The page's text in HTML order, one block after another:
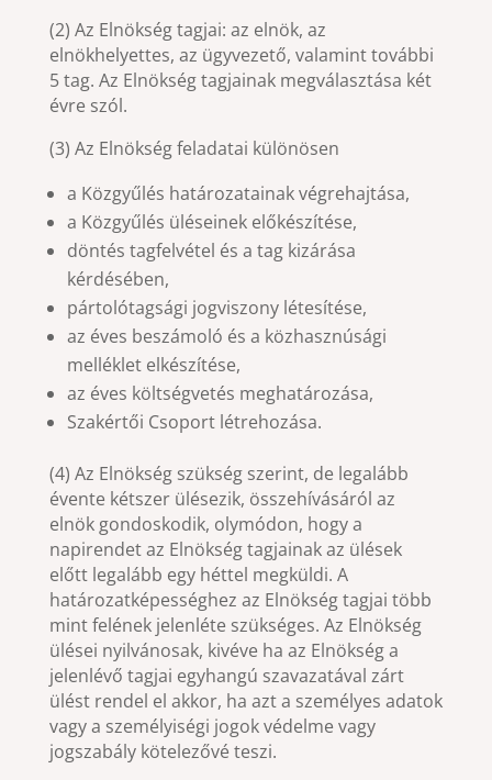
(2) Az Elnökség tagjai: az elnök, az
elnökhelyettes, az ügyvezető, valamint további
5 tag. Az Elnökség tagjainak megválasztása két
évre szól.
(3) Az Elnökség feladatai különösen
a Közgyűlés határozatainak végrehajtása,
a Közgyűlés üléseinek előkészítése,
döntés tagfelvétel és a tag kizárása
kérdésében,
pártolótagsági jogviszony létesítése,
az éves beszámoló és a közhasznúsági
melléklet elkészítése,
az éves költségvetés meghatározása,
Szakértői Csoport létrehozása.
(4) Az Elnökség szükség szerint, de legalább
évente kétszer ülésezik, összehívásáról az
elnök gondoskodik, olymódon, hogy a
napirendet az Elnökség tagjainak az ülések
előtt legalább egy héttel megküldi. A
határozatképességhez az Elnökség tagjai több
mint felének jelenléte szükséges. Az Elnökség
ülései nyilvánosak, kivéve ha az Elnökség a
jelenlévő tagjai egyhangú szavazatával zárt
ülést rendel el akkor, ha azt a személyes adatok
vagy a személyiségi jogok védelme vagy
jogszabály kötelezővé teszi.